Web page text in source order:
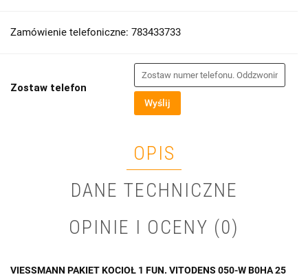
Zamówienie telefoniczne: 783433733
Zostaw telefon
Wyślij
OPIS
DANE TECHNICZNE
OPINIE I OCENY (0)
VIESSMANN PAKIET KOCIOŁ 1 FUN. VITODENS 050-W B0HA 25